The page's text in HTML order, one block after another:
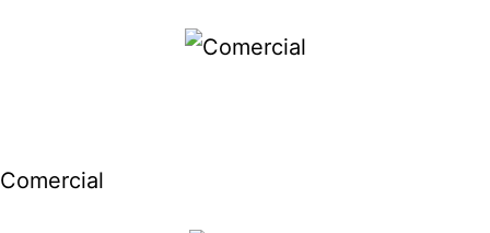
Comercial